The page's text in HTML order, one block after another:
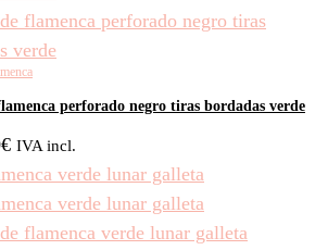
perforado negro tiras bordadas verde
€ IVA incl.